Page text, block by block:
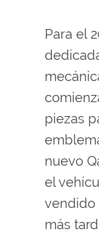
Para el
piezas
nuevo
el
vendido
más